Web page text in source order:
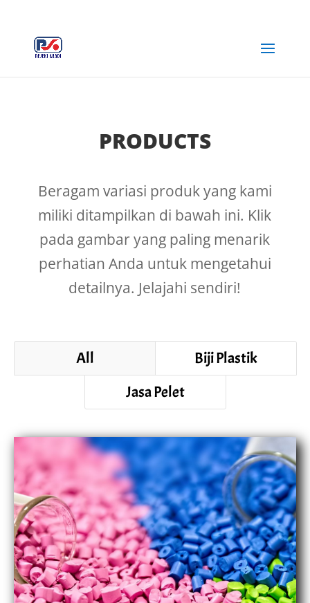
PRODUCTS
Beragam variasi produk yang kami
miliki ditampilkan di bawah ini. Klik
pada gambar yang paling menarik
perhatian Anda untuk mengetahui
detailnya. Jelajahi sendiri!
All
Biji Plastik
Jasa Pelet